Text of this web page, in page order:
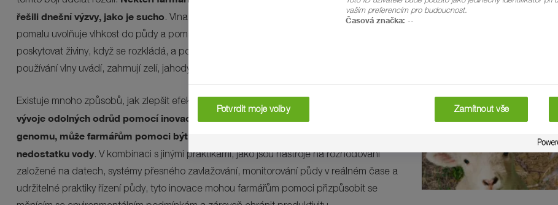
řešili dnešní výzvy, jako je sucho. Vlna udrží až třicetinásobek své hmotnosti ve vodě,
pomalu uvolňuje vlhkost do půdy a pomáhá ji udržovat chladnou. Vlna má také potenciál
poskytovat živiny, když se rozkládá, a pomáhá snižovat tlak plevelů. Příklady plodin, kde se
používání vlny uvádí, zahrnují zelí, jahody a vinice.
Existuje mnoho způsobů, jak zlepšit efektivitu využívání vody a odolnost plodin.
vývoje odolných odrůd pomocí inovací v oblasti šlechtění rostlin, jako je úprava
genomu, může farmářům pomoci být včas vybaveni na řešení klimatických změn a
nedostatku vody. V kombinaci s jinými praktikami, jako jsou nástroje na rozhodování
založené na datech, systémy přesného zavlažování, monitorování půdy v reálném čase a
udržitelné praktiky řízení půdy, tyto inovace mohou farmářům pomoci přizpůsobit se
vašim preferencím pro budoucnost.
Časová značka: --
Potvrdit moje volby Zamítnout vše